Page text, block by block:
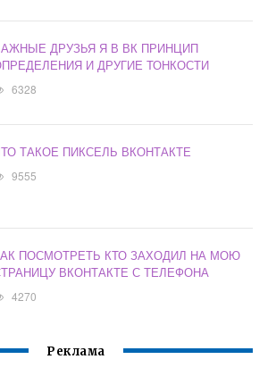
ДРУЗЬЯ Я В ВК ПРИНЦИП
И ДРУГИЕ ТОНКОСТИ
6328
ТАКОЕ ПИКСЕЛЬ ВКОНТАКТЕ
9555
ПОСМОТРЕТЬ КТО ЗАХОДИЛ НА МОЮ
ВКОНТАКТЕ С ТЕЛЕФОНА
4270
Реклама